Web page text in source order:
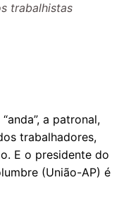
trabalhistas
a patronal,
trabalhadores,
E o presidente do
(União-AP) é